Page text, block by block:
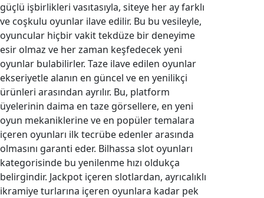
güçlü işbirlikleri vasıtasıyla, siteye her ay farklı
ve coşkulu oyunlar ilave edilir. Bu bu vesileyle,
oyuncular hiçbir vakit tekdüze bir deneyime
esir olmaz ve her zaman keşfedecek yeni
oyunlar bulabilirler. Taze ilave edilen oyunlar
ekseriyetle alanın en güncel ve en yenilikçi
ürünleri arasından ayrılır. Bu, platform
üyelerinin daima en taze görsellere, en yeni
oyun mekaniklerine ve en popüler temalara
içeren oyunları ilk tecrübe edenler arasında
olmasını garanti eder. Bilhassa slot oyunları
kategorisinde bu yenilenme hızı oldukça
belirgindir. Jackpot içeren slotlardan, ayrıcalıklı
ikramiye turlarına içeren oyunlara kadar pek